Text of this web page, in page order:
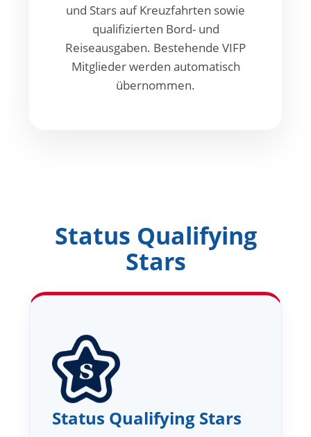
und Stars auf Kreuzfahrten sowie
qualifizierten Bord- und
Reiseausgaben. Bestehende VIFP
Mitglieder werden automatisch
übernommen.
Status Qualifying
Stars
Status Qualifying Stars